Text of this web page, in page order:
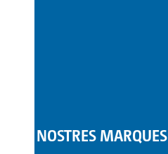
LES NOSTRES MARQUES